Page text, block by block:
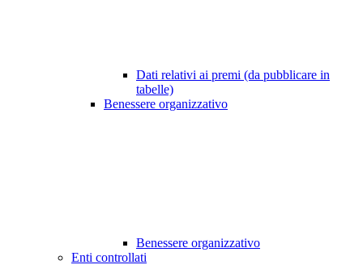
Dati relativi ai premi (da pubblicare in
tabelle)
Benessere organizzativo
Benessere organizzativo
Enti controllati